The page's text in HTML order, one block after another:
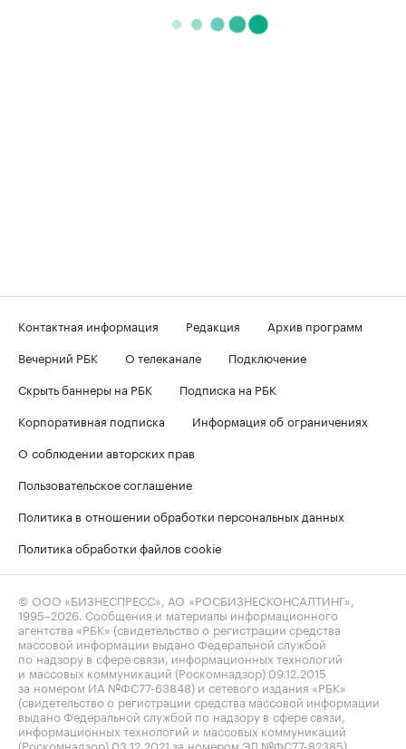
Контактная информация Редакция
Архив программ
Вечерний РБК
О телеканале
Подключение
Скрыть баннеры на РБК
Подписка на РБК
Корпоративная подписка
Информация об ограничениях
О соблюдении авторских прав
Пользовательское соглашение
Политика в отношении обработки персональных данных
Политика обработки файлов cookie
© ООО «БИЗНЕСПРЕСС», АО «РОСБИЗНЕСКОНСАЛТИНГ»,
1995–2026 . Сообщения и материалы информационного
агентства «РБК» (свидетельство о регистрации средства
массовой информации выдано Федеральной службой
по надзору в сфере связи, информационных технологий
и массовых коммуникаций (Роскомнадзор) 09.12.2015
за номером ИА №ФС77-63848) и сетевого издания «РБК»
(свидетельство о регистрации средства массовой информации
выдано Федеральной службой по надзору в сфере связи,
информационных технологий и массовых коммуникаций
(Роскомнадзор) 03.12.2021 за номером ЭЛ №ФС77-82385)